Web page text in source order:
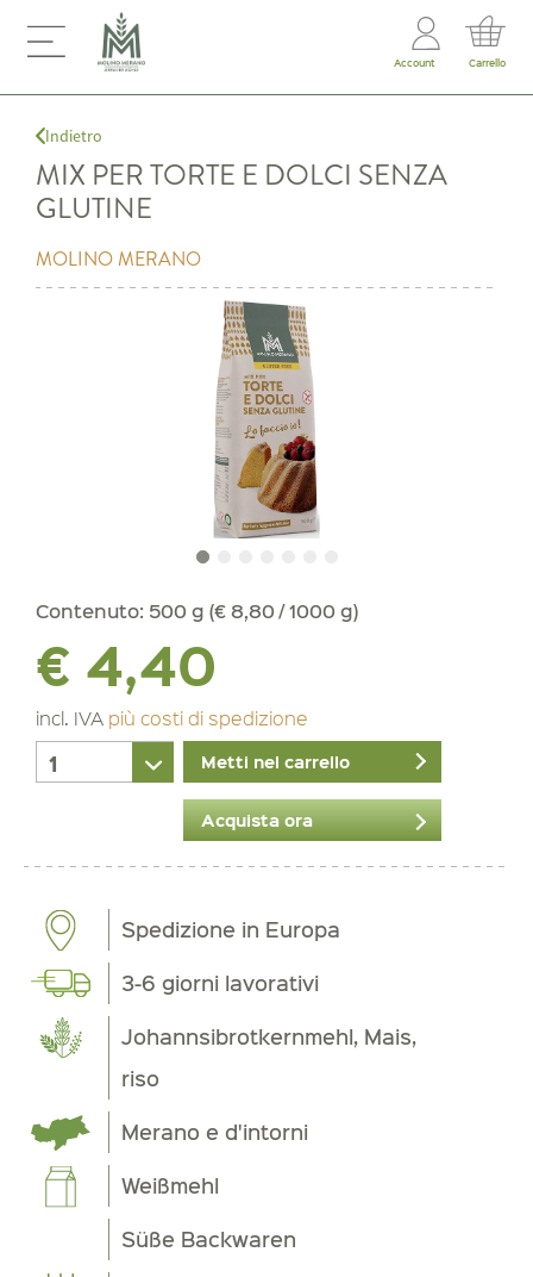
Account Carrello
Indietro
MIX PER TORTE E DOLCI SENZA
GLUTINE
MOLINO MERANO
Contenuto: 500 g (€ 8,80 / 1000 g)
€ 4,40
incl. IVA più costi di spedizione
Metti nel carrello
Acquista ora
Spedizione in Europa
3-6 giorni lavorativi
Johannsibrotkernmehl, Mais,
riso
Merano e d'intorni
Weißmehl
Süße Backwaren